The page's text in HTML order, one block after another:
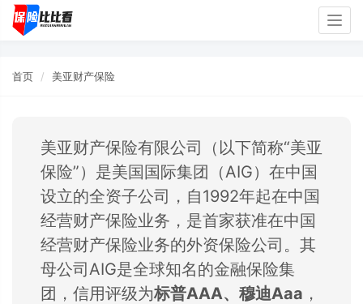
首页 美亚财产保险
美亚财产保险有限公司（以下简称“美亚
保险”）是美国国际集团（AIG）在中国
设立的全资子公司，自1992年起在中国
经营财产保险业务，是首家获准在中国
经营财产保险业务的外资保险公司。其
母公司AIG是全球知名的金融保险集
团，信用评级为标普AAA、穆迪Aaa ，